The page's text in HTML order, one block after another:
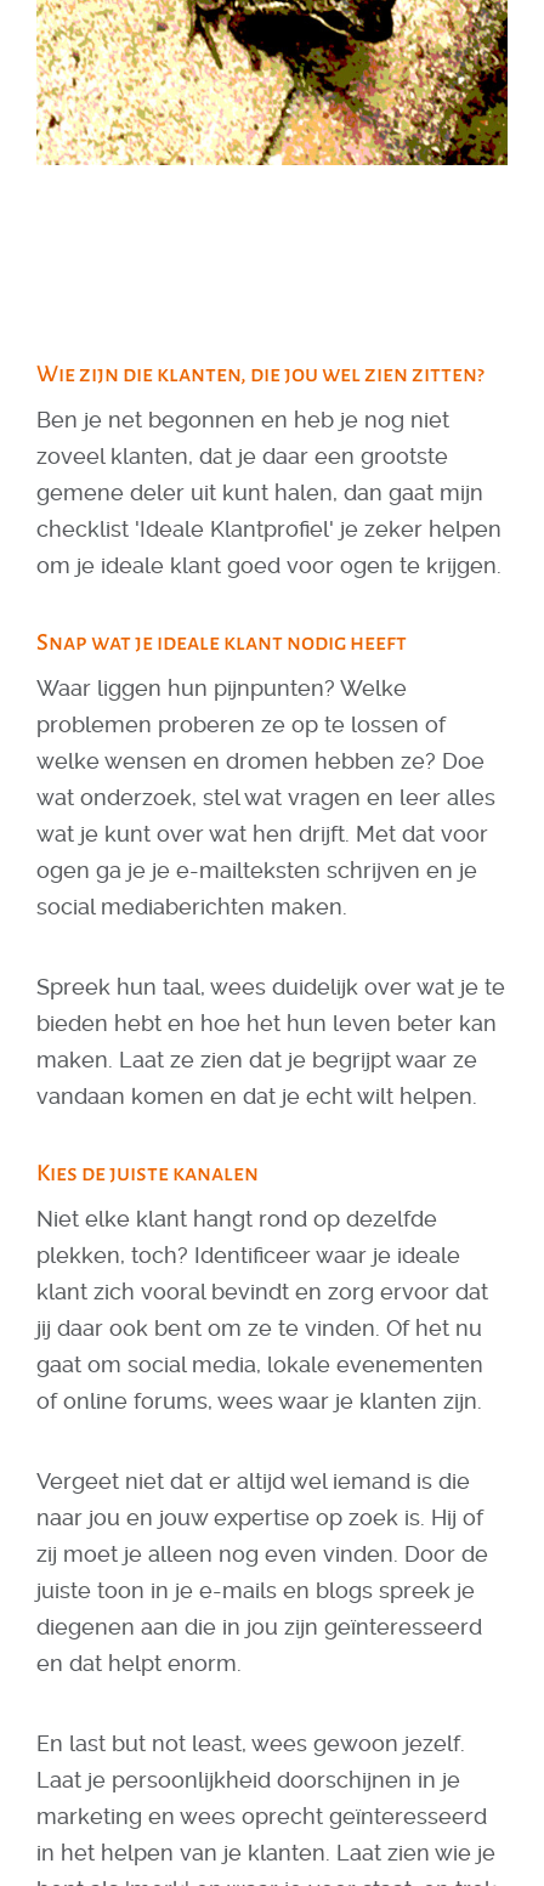
Wie zijn die klanten, die jou wel zien zitten?
Ben je net begonnen en heb je nog niet
zoveel klanten, dat je daar een grootste
gemene deler uit kunt halen, dan gaat mijn
checklist 'Ideale Klantprofiel' je zeker helpen
om je ideale klant goed voor ogen te krijgen.
Snap wat je ideale klant nodig heeft
Waar liggen hun pijnpunten? Welke
problemen proberen ze op te lossen of
welke wensen en dromen hebben ze? Doe
wat onderzoek, stel wat vragen en leer alles
wat je kunt over wat hen drijft. Met dat voor
ogen ga je je e-mailteksten schrijven en je
social mediaberichten maken.
Spreek hun taal, wees duidelijk over wat je te
bieden hebt en hoe het hun leven beter kan
maken. Laat ze zien dat je begrijpt waar ze
vandaan komen en dat je echt wilt helpen.
Kies de juiste kanalen
Niet elke klant hangt rond op dezelfde
plekken, toch? Identificeer waar je ideale
klant zich vooral bevindt en zorg ervoor dat
jij daar ook bent om ze te vinden. Of het nu
gaat om social media, lokale evenementen
of online forums, wees waar je klanten zijn.
Vergeet niet dat er altijd wel iemand is die
naar jou en jouw expertise op zoek is. Hij of
zij moet je alleen nog even vinden. Door de
juiste toon in je e-mails en blogs spreek je
diegenen aan die in jou zijn geïnteresseerd
en dat helpt enorm.
En last but not least, wees gewoon jezelf.
Laat je persoonlijkheid doorschijnen in je
marketing en wees oprecht geïnteresseerd
in het helpen van je klanten. Laat zien wie je